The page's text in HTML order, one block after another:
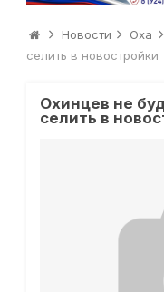
Новости Оха
селить в новостройки
Охинцев не
селить в